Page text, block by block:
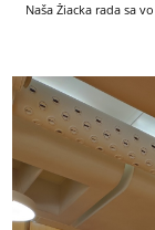
Naša Žiacka rada sa